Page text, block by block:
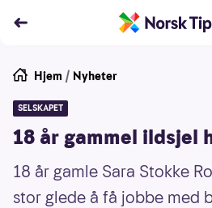
Hjem / Nyheter
SELSKAPET
18 år gammel ildsjel
18 år gamle Sara Stokke
stor glede å få jobbe med